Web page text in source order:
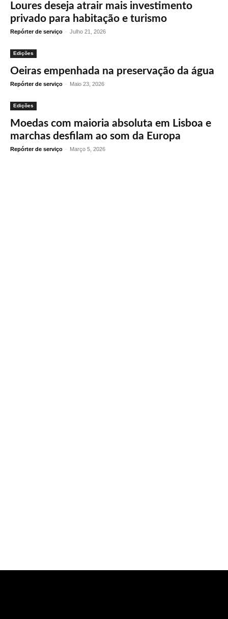
Loures deseja atrair mais investimento
privado para habitação e turismo
Repórter de serviço - Julho 21, 2026
Edições
Oeiras empenhada na preservação da água
Repórter de serviço - Maio 23, 2026
Edições
Moedas com maioria absoluta em Lisboa e
marchas desfilam ao som da Europa
Repórter de serviço - Março 5, 2026